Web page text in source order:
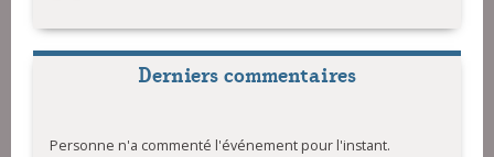
Derniers commentaires
Personne n'a commenté l'événement pour l'instant.